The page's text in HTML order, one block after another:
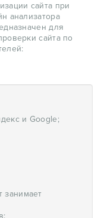
сайта при
анализатора
для
сайта по
и Google;
занимает